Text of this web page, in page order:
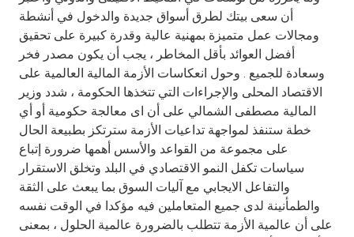
Turkey
Egypt
UK
Kingdom of Bahrain
أن سعى بيتك لطرق أسواق جديدة والدخول في أنشطة
ومجالات عمل متميزة بمهنية عالية وقدرة كبيرة على تحقيق
أفضل العوائد بأقل المخاطر ، يجب أن يكون مصدر فخر
وسعادة للجميع . وحول انعكاسات الأزمة المالية العالمية على
الاقتصاد المحلى والإجراءات التي تتخذها الحكومة ، شدد وزير
المالية مصطفى الشمالي على أن اى معالجة حكومية أو أي
خطة ستنفذ لمواجهة تداعيات الأزمة سترتكز بطبيعة الحال
على مجموعة من القواعد والأسس أهمها ضرورة إتباع
سياسات تكفل النمو الاقتصادي في البلد وتخلق الاستقرار
والتفاعل الايجابي مع آليات السوق بما يبعث على الثقة
والطمأنينة لدى جميع المتعاملين فيه مؤكدا في الوقت نفسه
على أن عالمية الأزمة تتطلب بالضرورة عالمية الحلول ، بمعنى